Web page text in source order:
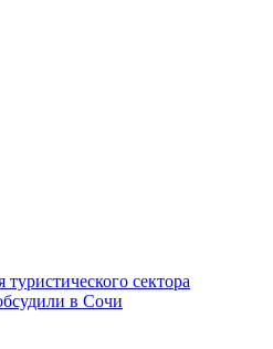
сектора
в Сочи